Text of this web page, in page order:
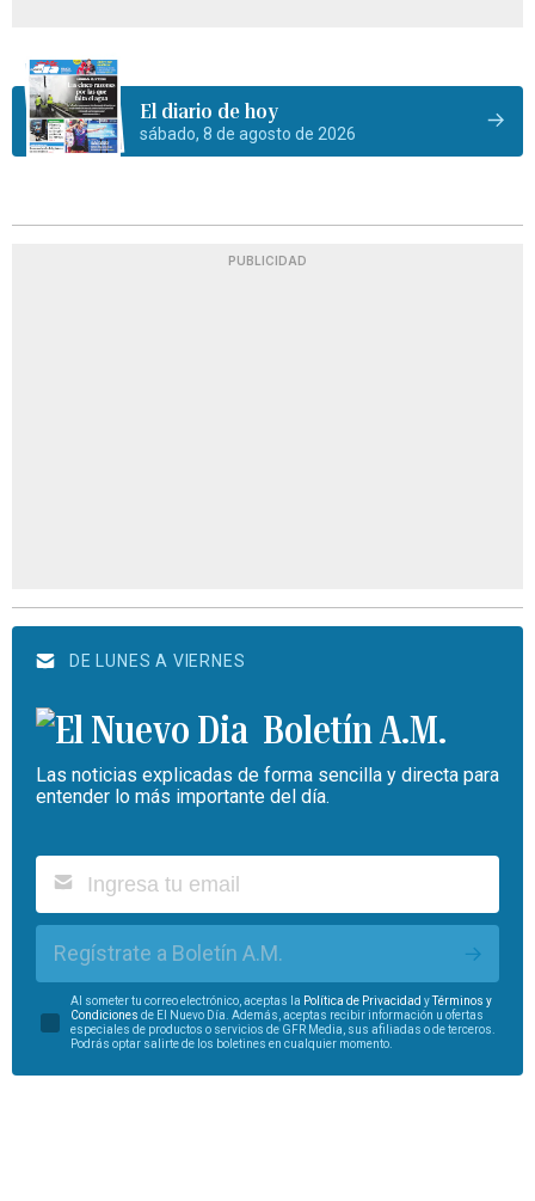
El diario de hoy
sábado, 8 de agosto de 2026
PUBLICIDAD
DE LUNES A VIERNES
Boletín A.M.
Las noticias explicadas de forma sencilla y directa para
entender lo más importante del día.
Regístrate a Boletín A.M.
Al someter tu correo electrónico, aceptas la Política de Privacidad yTérminos y
Condiciones de El Nuevo Día. Además, aceptas recibir información u ofertas
especiales de productos o servicios de GFR Media, sus afiliadas o de terceros.
Podrás optar salirte de los boletines en cualquier momento.